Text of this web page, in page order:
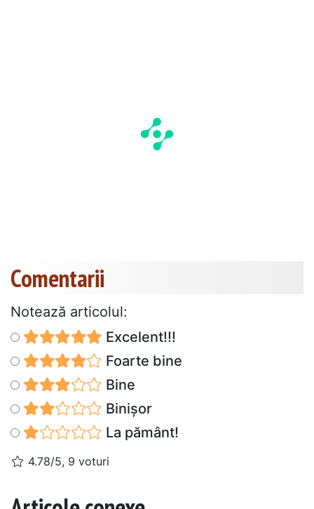
Comentarii
Notează articolul:
Excelent!!!
Foarte bine
Bine
Binișor
La pământ!
4.78/5, 9 voturi